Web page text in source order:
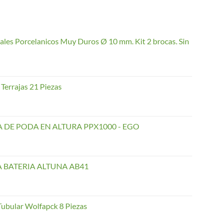
Porcelanicos Muy Duros Ø 10 mm. Kit 2 brocas. Sin
21 Piezas
DE PODA EN ALTURA PPX1000 - EGO
BATERIA ALTUNA AB41
Wolfapck 8 Piezas